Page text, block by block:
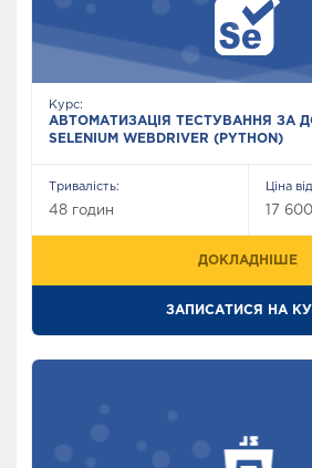
Курс:
АВТОМАТИЗАЦІЯ ТЕСТУВАННЯ ЗА
SELENIUM WEBDRIVER (PYTHON)
Тривалість:
48 годин
Ціна
17
ДОКЛАДНІШЕ
ЗАПИСАТИСЯ НА